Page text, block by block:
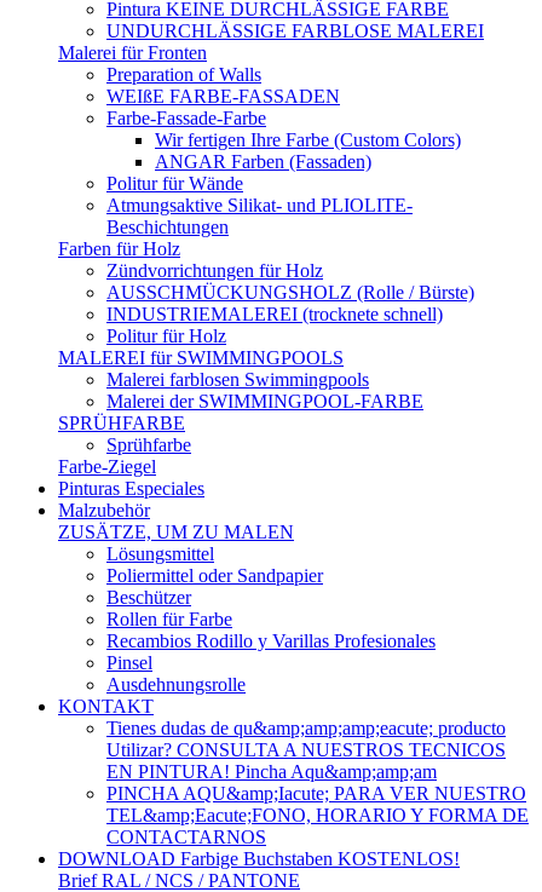
Pintura KEINE DURCHLÄSSIGE FARBE
UNDURCHLÄSSIGE FARBLOSE MALEREI
Malerei für Fronten
Preparation of Walls
WEIßE FARBE-FASSADEN
Farbe-Fassade-Farbe
Wir fertigen Ihre Farbe (Custom Colors)
ANGAR Farben (Fassaden)
Politur für Wände
Atmungsaktive Silikat- und PLIOLITE-
Beschichtungen
Farben für Holz
Zündvorrichtungen für Holz
AUSSCHMÜCKUNGSHOLZ (Rolle / Bürste)
INDUSTRIEMALEREI (trocknete schnell)
Politur für Holz
MALEREI für SWIMMINGPOOLS
Malerei farblosen Swimmingpools
Malerei der SWIMMINGPOOL-FARBE
SPRÜHFARBE
Sprühfarbe
Farbe-Ziegel
Pinturas Especiales
Malzubehör
ZUSÄTZE, UM ZU MALEN
Lösungsmittel
Poliermittel oder Sandpapier
Beschützer
Rollen für Farbe
Recambios Rodillo y Varillas Profesionales
Pinsel
Ausdehnungsrolle
KONTAKT
Tienes dudas de qu&amp;amp;amp;eacute; producto
Utilizar? CONSULTA A NUESTROS TECNICOS
EN PINTURA! Pincha Aqu&amp;amp;am
PINCHA AQU&amp;Iacute; PARA VER NUESTRO
TEL&amp;Eacute;FONO, HORARIO Y FORMA DE
CONTACTARNOS
DOWNLOAD Farbige Buchstaben KOSTENLOS!
Brief RAL / NCS / PANTONE